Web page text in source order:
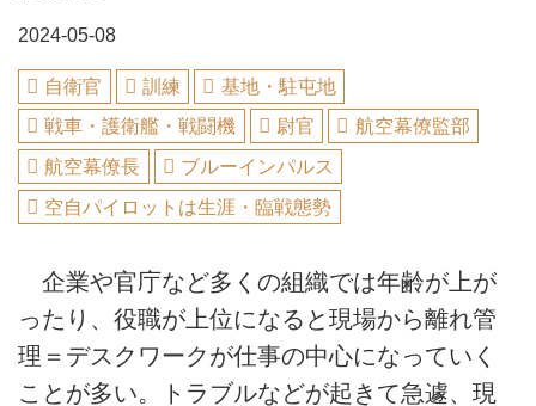
2024-05-08
自衛官 訓練
基地・駐屯地
戦車・護衛艦・戦闘機
尉官
航空幕僚監部
航空幕僚長
ブルーインパルス
空自パイロットは生涯・臨戦態勢
企業や官庁など多くの組織では年齢が上が
ったり、役職が上位になると現場から離れ管
理＝デスクワークが仕事の中心になっていく
ことが多い。トラブルなどが起きて急遽、現